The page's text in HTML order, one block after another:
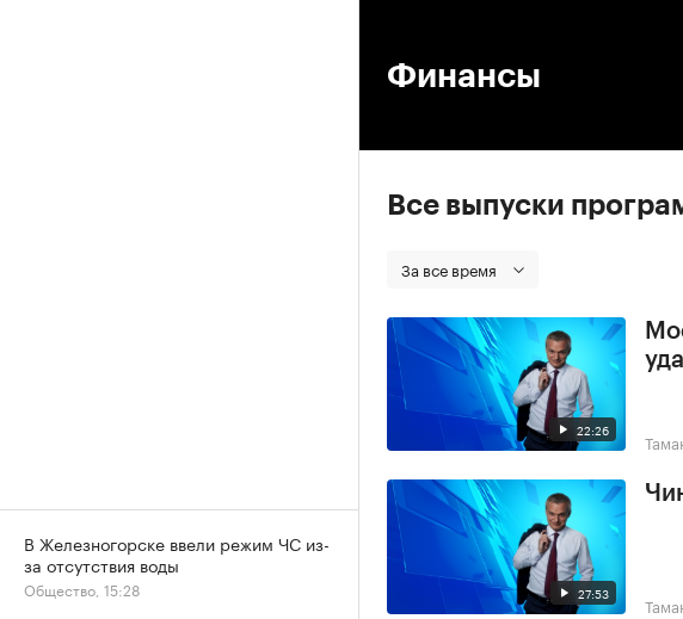
Финансы
Все выпуски
За все время
22:26
27:53
В Железногорске ввели режим ЧС из-
за отсутствия воды
Общество, 15:28